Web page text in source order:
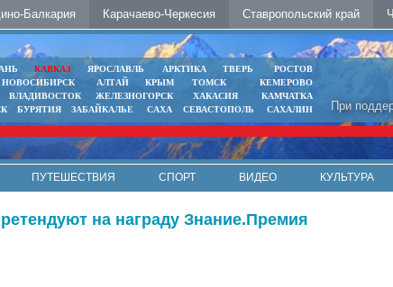
Балкария Карачаево-Черкесия Ставропольский край
При
КАВКАЗ ЯРОСЛАВЛЬ АРКТИКА ТВЕРЬ
РОСТОВ
НОВОСИБИРСК АЛТАЙ КРЫМ ТОМСК
КЕМЕРОВО
ВЛАДИВОСТОК ЖЕЛЕЗНОГОРСК ХАКАСИЯ
КАМЧАТКА
БУРЯТИЯ ЗАБАЙКАЛЬЕ САХА СЕВАСТОПОЛЬ САХАЛИН
ПУТЕШЕСТВИЯ СПОРТ ВИДЕО КУЛЬТУРА
на награду Знание.Премия